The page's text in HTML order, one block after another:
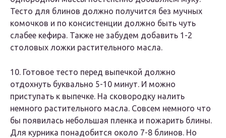
Тесто для блинов должно получится без мучных
комочков и по консистенции должно быть чуть
слабее кефира. Также не забудем добавить 1-2
столовых ложки растительного масла.
10. Готовое тесто перед выпечкой должно
отдохнуть буквально 5-10 минут. И можно
приступать к выпечке. На сковородку налить
немного растительного масла. Совсем немного что
бы появилась небольшая пленка и пожарить блины.
Для курника понадобится около 7-8 блинов. Но